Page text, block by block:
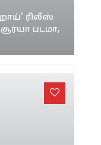
ரிலீஸ்
படமா,